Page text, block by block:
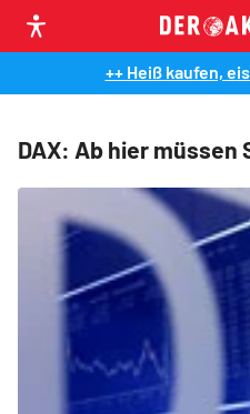
++ Heiß kaufen,
DAX: Ab hier müssen